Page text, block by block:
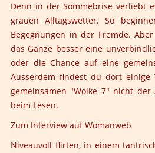
Denn in der Sommebrise verliebt
grauen Alltagswetter. So
Begegnungen in der Fremde.
das Ganze besser eine
oder die Chance auf eine
Ausserdem findest du dort
gemeinsamen "Wolke 7" nicht der
beim Lesen.
Zum Interview auf Womanweb
Niveauvoll flirten, in einem